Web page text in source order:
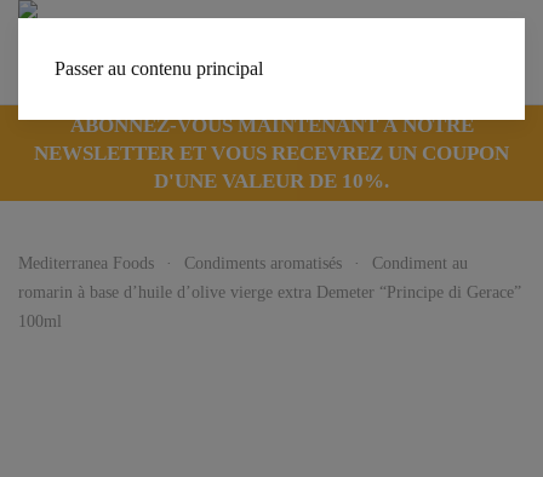
Passer au contenu principal
ABONNEZ-VOUS MAINTENANT À NOTRE
NEWSLETTER ET VOUS RECEVREZ UN COUPON
D'UNE VALEUR DE 10%.
Mediterranea Foods Condiments aromatisés
Condiment au
romarin à base d’huile d’olive vierge extra Demeter “Principe di Gerace”
100ml